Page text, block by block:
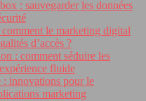
: sauvegarder les données
le marketing digital
d’accès ?
: comment séduire les
fluide
: innovations pour le
marketing